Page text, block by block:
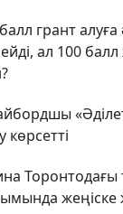
грант
ал 100 балл
көрсетті
Торонтодағы
жеңіске